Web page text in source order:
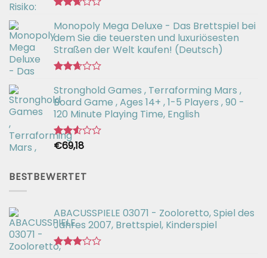
mit
2.66
von 5
Monopoly Mega Deluxe - Das Brettspiel bei
dem Sie die teuersten und luxuriösesten
Straßen der Welt kaufen! (Deutsch)
mit
2.64
von 5
Stronghold Games , Terraforming Mars ,
Board Game , Ages 14+ , 1-5 Players , 90 -
120 Minute Playing Time, English
Bewertet
von 5
€69,18
BESTBEWERTET
ABACUSSPIELE 03071 - Zooloretto, Spiel des
Jahres 2007, Brettspiel, Kinderspiel